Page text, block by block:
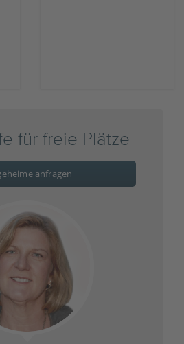
für freie Plätze
anfragen